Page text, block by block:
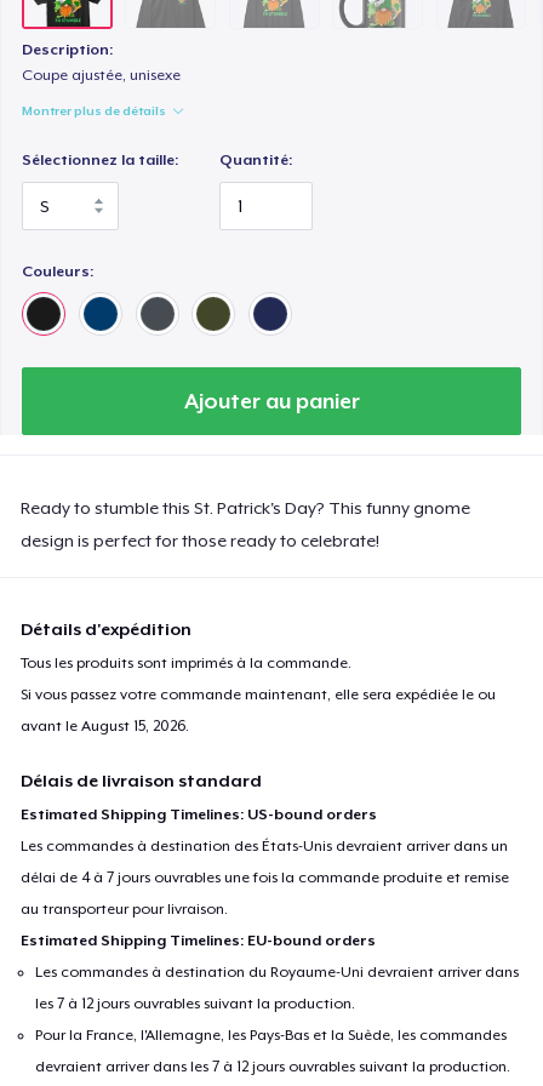
Description:
Coupe ajustée, unisexe
Montrer plus de détails
Sélectionnez la taille: Quantité:
Couleurs:
Ajouter au panier
Ready to stumble this St. Patrick's Day? This funny gnome
design is perfect for those ready to celebrate!
Détails d'expédition
Tous les produits sont imprimés à la commande.
Si vous passez votre commande maintenant, elle sera expédiée le ou
avant leAugust 15, 2026.
Délais de livraison standard
Estimated Shipping Timelines: US-bound orders
Les commandes à destination des États-Unis devraient arriver dans un
délai de 4 à 7 jours ouvrables une fois la commande produite et remise
au transporteur pour livraison.
Estimated Shipping Timelines: EU-bound orders
Les commandes à destination du Royaume-Uni devraient arriver dans
les 7 à 12 jours ouvrables suivant la production.
Pour la France, l'Allemagne, les Pays-Bas et la Suède, les commandes
devraient arriver dans les 7 à 12 jours ouvrables suivant la production.
Unisex Classic Crewneck Sweatshirt